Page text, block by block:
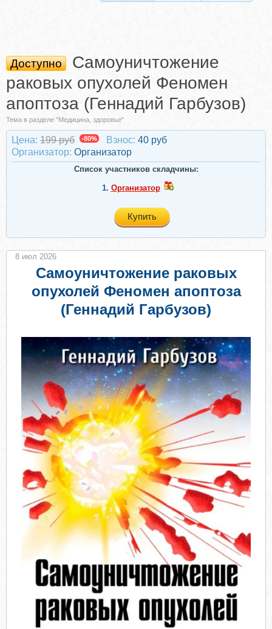
Доступно
Самоуничтожение
раковых опухолей Феномен
апоптоза (Геннадий Гарбузов)
Тема в разделе "Медицина, здоровье"
Цена: 199 руб -80% Взнос: 40 руб
Организатор: Организатор
Список участников складчины:
1. Организатор
Купить
Самоуничтожение раковых
опухолей Феномен апоптоза
(Геннадий Гарбузов)
8 июл 2026